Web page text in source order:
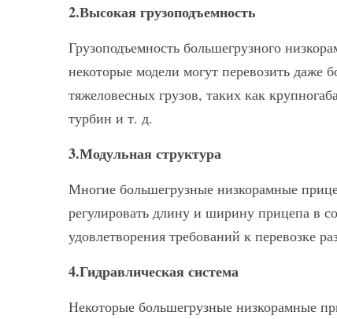
2.Высокая грузоподъемность
Грузоподъемность большегрузного
некоторые модели могут перевозить даже
тяжеловесных грузов, таких как
турбин и т. д.
3.Модульная структура
Многие большегрузные низкорамные
регулировать длину и ширину прицепа в
удовлетворения требований к перевозке
4.Гидравлическая система
Некоторые большегрузные низкорамные